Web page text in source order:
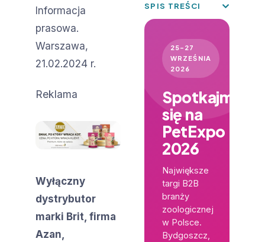
Informacja
prasowa.
Warszawa,
21.02.2024 r.
Reklama
Wyłączny
dystrybutor
marki Brit, firma
Azan,
SPIS TREŚCI
25–27
WRZEŚNIA
2026
Spotkajmy
się na
PetExpo
2026
Największe
targi B2B
branży
zoologicznej
w Polsce.
Bydgoszcz,